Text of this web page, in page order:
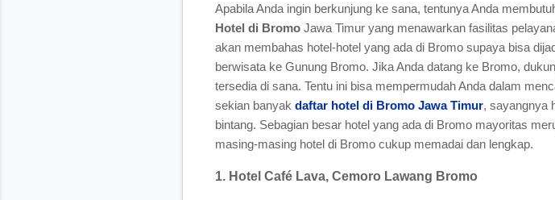
Apabila Anda ingin berkunjung ke sana, tentunya Anda
Hotel di Bromo Jawa Timur yang menawarkan fasilitas
akan membahas hotel-hotel yang ada di Bromo supaya bisa
berwisata ke Gunung Bromo. Jika Anda datang ke Bromo,
tersedia di sana. Tentu ini bisa mempermudah Anda dalam
sekian banyak daftar hotel di Bromo Jawa Timur, sayangnya
bintang. Sebagian besar hotel yang ada di Bromo mayoritas
masing-masing hotel di Bromo cukup memadai dan lengkap.
1. Hotel Café Lava, Cemoro Lawang Bromo